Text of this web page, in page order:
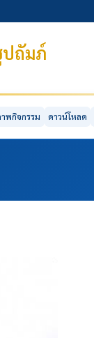
ถัมภ์
พกิจกรรม ดาวน์โหลด